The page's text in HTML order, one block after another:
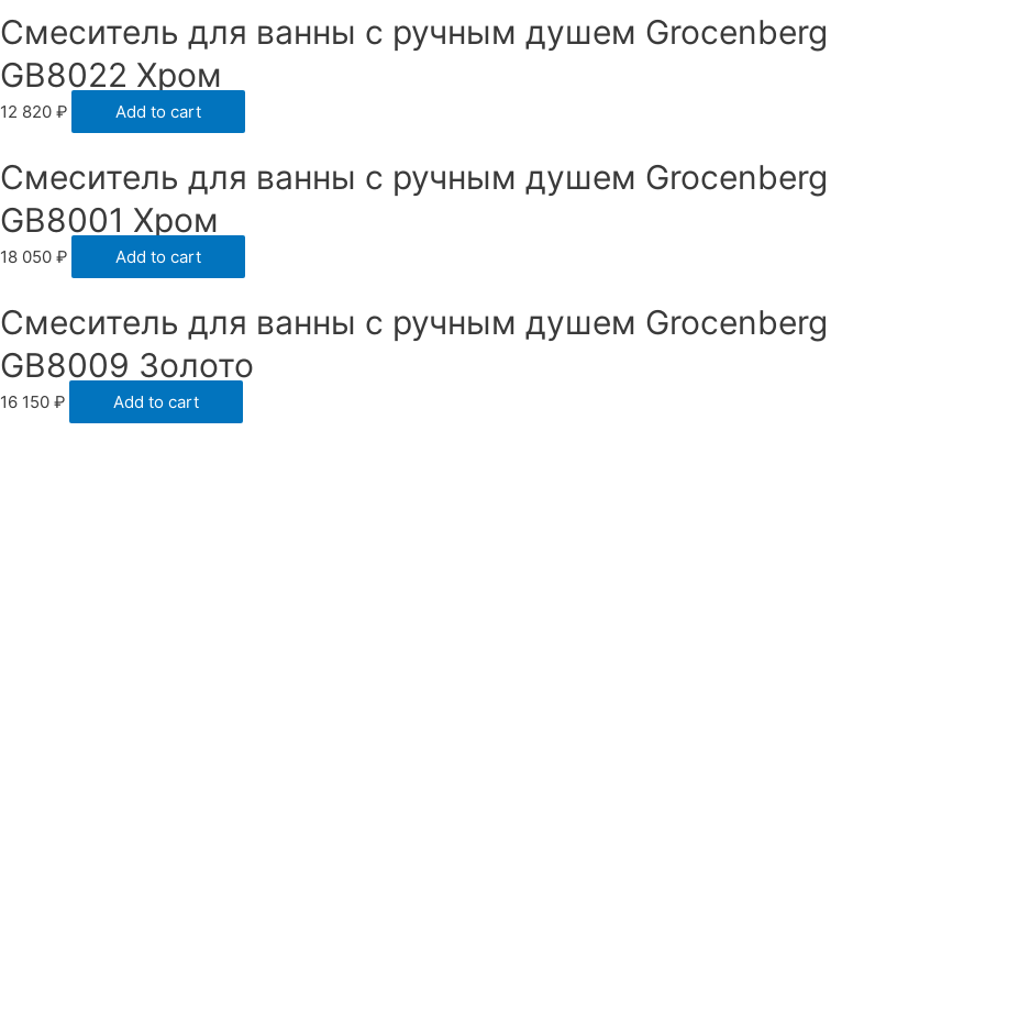
Смеситель для ванны с ручным душем Groсenberg
GB8022 Хром
12 820 ₽ Add to cart
Смеситель для ванны с ручным душем Groсenberg
GB8001 Хром
18 050 ₽ Add to cart
Смеситель для ванны с ручным душем Groсenberg
GB8009 Золото
16 150 ₽ Add to cart